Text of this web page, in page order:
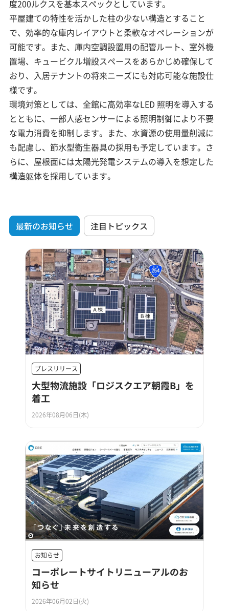
度200ルクスを基本スペックとしています。
平屋建ての特性を活かした柱の少ない構造とすること
で、効率的な庫内レイアウトと柔軟なオペレーションが
可能です。また、庫内空調設置用の配管ルート、室外機
置場、キュービクル増設スペースをあらかじめ確保して
おり、入居テナントの将来ニーズにも対応可能な施設仕
様です。
環境対策としては、全館に高効率なLED 照明を導入する
とともに、一部人感センサーによる照明制御により不要
な電力消費を抑制します。また、水資源の使用量削減に
も配慮し、節水型衛生器具の採用も予定しています。さ
らに、屋根面には太陽光発電システムの導入を想定した
構造躯体を採用しています。
最新のお知らせ 注目トピックス
プレスリリース
大型物流施設「ロジスクエア朝霞B」を
着工
2026年08月06日(木)
お知らせ
コーポレートサイトリニューアルのお
知らせ
2026年06月02日(火)